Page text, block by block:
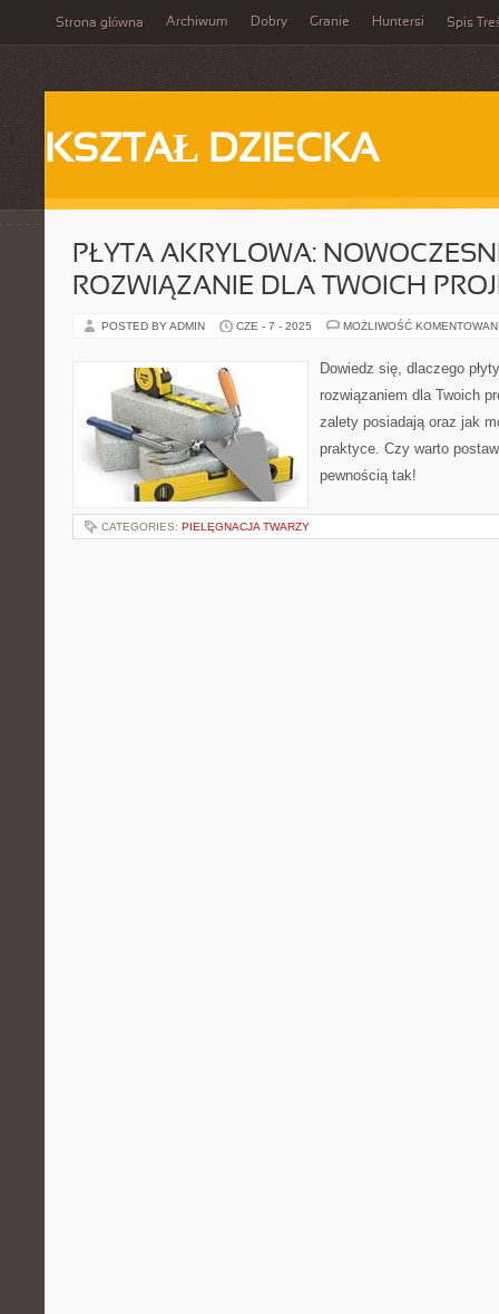
Strona główna Archiwum Dobry Granie Huntersi Spis
KSZTAŁ DZIECKA
PŁYTA AKRYLOWA:
ROZWIĄZANIE DLA TWOICH
POSTED BY ADMIN CZE - 7 - 2025 MOŻLIWOŚĆ
Dowiedz się, dlaczego
rozwiązaniem dla Twoich
zalety posiadają oraz jak
praktyce. Czy warto
pewnością tak!
CATEGORIES: PIELĘGNACJA TWARZY